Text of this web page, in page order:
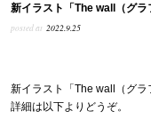
新イラスト「The wall（グラ
posted at 2022.9.25
新イラスト「The wall（グラ
詳細は以下よりどうぞ。